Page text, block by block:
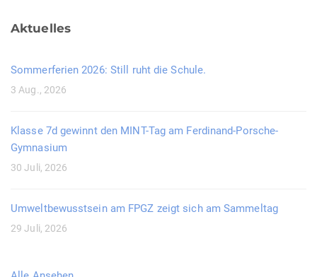
Aktuelles
Sommerferien 2026: Still ruht die Schule.
3 Aug., 2026
Klasse 7d gewinnt den MINT-Tag am Ferdinand-Porsche-
Gymnasium
30 Juli, 2026
Umweltbewusstsein am FPGZ zeigt sich am Sammeltag
29 Juli, 2026